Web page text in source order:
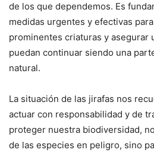
de los que dependemos. Es
medidas urgentes y efectivas
prominentes criaturas y asegurar
puedan continuar siendo una
natural.
La situación de las jirafas nos
actuar con responsabilidad y de
proteger nuestra biodiversidad,
de las especies en peligro, sino